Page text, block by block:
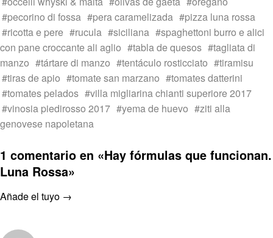
pecorino di fossa
pera caramelizada
pizza luna rossa
ricotta e pere
rucula siciliana
spaghettoni burro e alici
con pane croccante ali aglio
tabla de quesos
tagliata di
manzo
tártare di manzo tentáculo rosticciato
tiramisu
tiras de apio
tomate san marzano
tomates datterini
tomates pelados
villa migliarina chianti superiore 2017
vinosia piedirosso 2017
yema de huevo
ziti alla
genovese napoletana
1 comentario en «Hay fórmulas que funcionan.
Luna Rossa»
Añade el tuyo →